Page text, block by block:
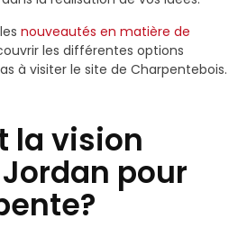
nouveautés en matière de
les différentes options
à visiter le site de Charpentebois.
la vision
pour